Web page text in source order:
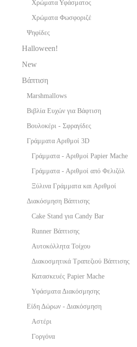
Χρώματα Υφάσματος
Χρώματα Φωσφοριζέ
Ψηφίδες
Halloween!
New
Βάπτιση
Marshmallows
Βιβλία Ευχών για Βάφτιση
Βουλοκέρι - Σφραγίδες
Γράμματα Αριθμοί 3D
Γράμματα - Αριθμοί Papier Mache
Γράμματα - Αριθμοί από Φελιζόλ
Ξύλινα Γράμματα και Αριθμοί
Διακόσμηση Βάπτισης
Cake Stand για Candy Bar
Runner Βάπτισης
Αυτοκόλλητα Τοίχου
Διακοσμητικά Τραπεζιού Βάπτισης
Κατασκευές Papier Mache
Υφάσματα Διακόσμησης
Είδη Δώρων - Διακόσμηση
Αστέρι
Γοργόνα